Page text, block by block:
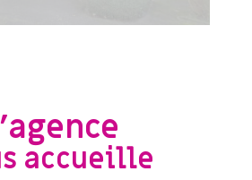
L'agence
accueille